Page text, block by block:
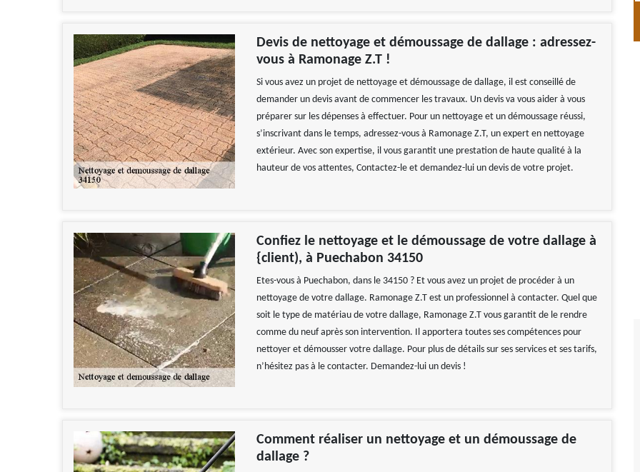
Devis de nettoyage et démoussage de dallage : adressez-
vous à Ramonage Z.T !
Si vous avez un projet de nettoyage et démoussage de dallage, il est conseillé de
demander un devis avant de commencer les travaux. Un devis va vous aider à vous
préparer sur les dépenses à effectuer. Pour un nettoyage et un démoussage réussi,
s’inscrivant dans le temps, adressez-vous à Ramonage Z.T, un expert en nettoyage
extérieur. Avec son expertise, il vous garantit une prestation de haute qualité à la
hauteur de vos attentes, Contactez-le et demandez-lui un devis de votre projet.
Confiez le nettoyage et le démoussage de votre dallage à
{client), à Puechabon 34150
Etes-vous à Puechabon, dans le 34150 ? Et vous avez un projet de procéder à un
nettoyage de votre dallage. Ramonage Z.T est un professionnel à contacter. Quel que
soit le type de matériau de votre dallage, Ramonage Z.T vous garantit de le rendre
comme du neuf après son intervention. Il apportera toutes ses compétences pour
nettoyer et démousser votre dallage. Pour plus de détails sur ses services et ses tarifs,
n’hésitez pas à le contacter. Demandez-lui un devis !
Comment réaliser un nettoyage et un démoussage de
dallage ?